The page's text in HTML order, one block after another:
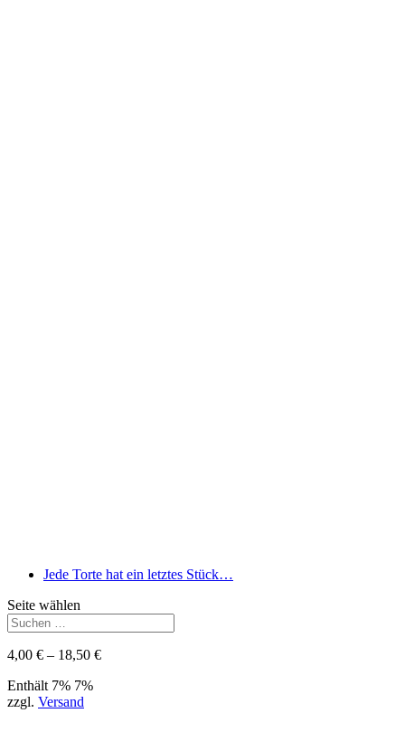
Jede Torte hat ein letztes Stück…
Seite wählen
4,00 € – 18,50 €Preisspanne:
Enthält 7% 7%
zzgl. Versand